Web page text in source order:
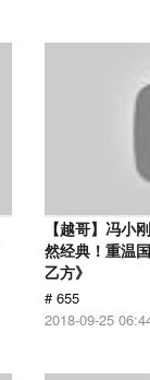
【越哥】冯小
然经典！重温
乙方》
# 655
2018-09-25